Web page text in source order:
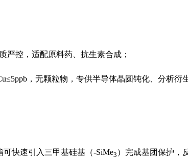
严控，适配原料药、抗生素合成；
，无颗粒物，专供半导体晶圆钝化、分析衍
快速引入三甲基硅基（-SiMe3 ）完成基团保护，